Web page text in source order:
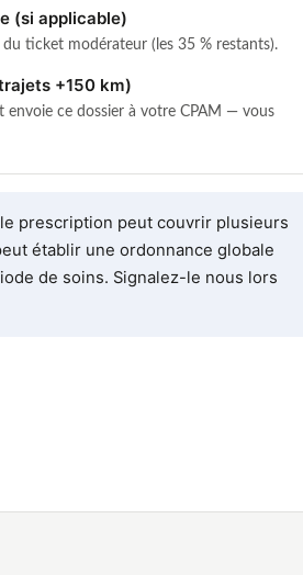
(si applicable)
du ticket modérateur (les 35 % restants).
+150 km)
envoie ce dossier à votre CPAM — vous
prescription peut couvrir plusieurs
établir une ordonnance globale
de soins. Signalez-le nous lors